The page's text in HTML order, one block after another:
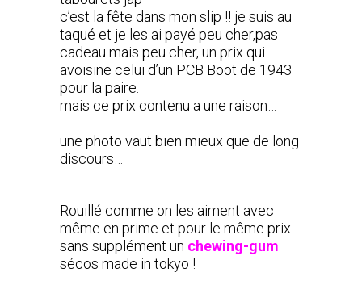
c’est la fête dans mon slip !! je suis au
taqué et je les ai payé peu cher,pas
cadeau mais peu cher, un prix qui
avoisine celui d’un PCB Boot de 1943
pour la paire.
mais ce prix contenu a une raison…
une photo vaut bien mieux que de long
discours…
Rouillé comme on les aiment avec
même en prime et pour le même prix
sans supplément un chewing-gum
sécos made in tokyo !